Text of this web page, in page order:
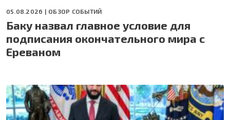
05.08.2026 | ОБЗОР СОБЫТИЙ
Баку назвал главное условие для
подписания окончательного мира с
Ереваном